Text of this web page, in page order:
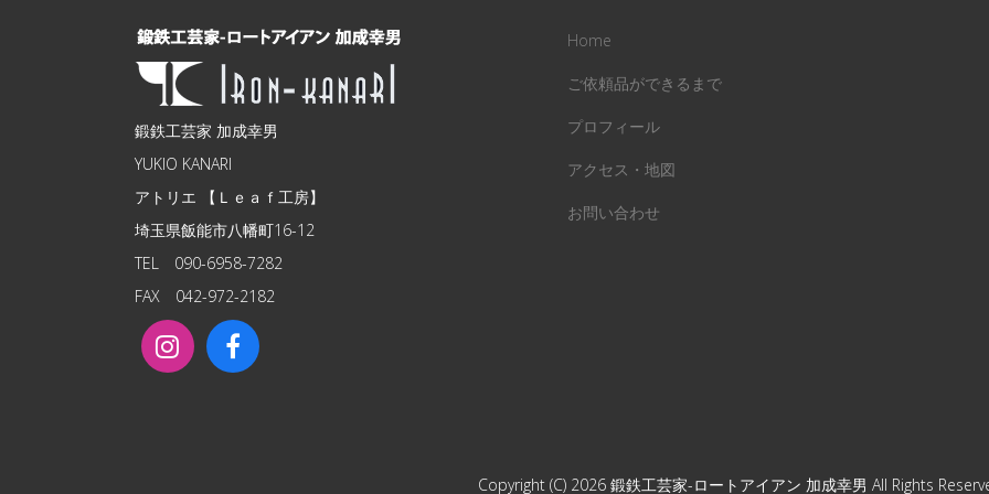
鍛鉄工芸家 加成幸男
YUKIO KANARI
アトリエ 【Ｌｅａｆ工房】
埼玉県飯能市八幡町16-12
TEL 090-6958-7282
FAX 042-972-2182
Home
ご依頼品ができるまで
プロフィール
アクセス・地図
お問い合わせ
Copyright (C) 2026 鍛鉄工芸家-ロートアイアン 加成幸男 All Rights